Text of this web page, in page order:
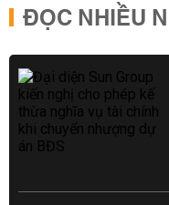
ĐỌC NHIỀU